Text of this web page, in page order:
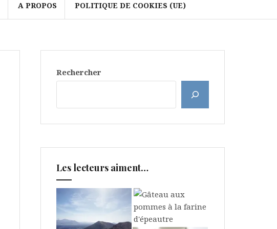
A PROPOS POLITIQUE DE COOKIES (UE)
Rechercher
Les lecteurs aiment…